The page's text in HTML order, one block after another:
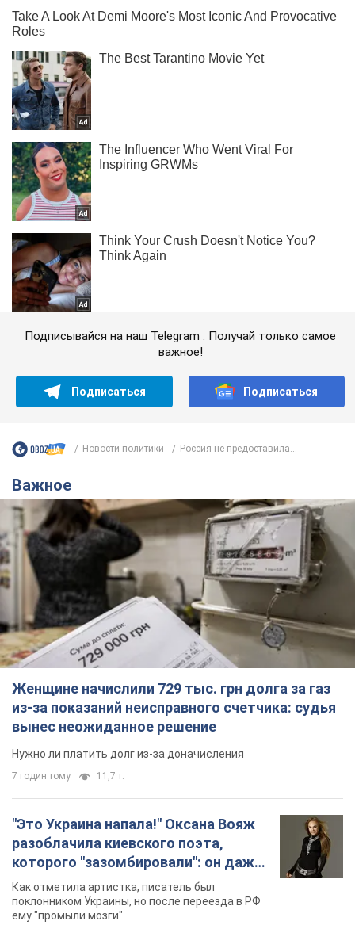
Подписывайся на наш Telegram . Получай только самое
важное!
Подписаться Подписаться
Новости политики Россия не предоставила...
Важное
Женщине начислили 729 тыс. грн долга за газ
из-за показаний неисправного счетчика: судья
вынес неожиданное решение
Нужно ли платить долг из-за доначисления
7 годин тому 11,7 т.
"Это Украина напала!" Оксана Вояж
разоблачила киевского поэта,
которого "зазомбировали": он даже
русского не знал, а теперь хочет
геноцида украинцев
Как отметила артистка, писатель был
поклонником Украины, но после переезда в РФ
ему "промыли мозги"